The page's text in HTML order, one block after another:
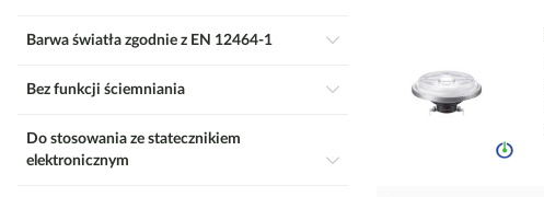
Barwa światła zgodnie z EN 12464-1
Bez funkcji ściemniania
Do stosowania ze statecznikiem
elektronicznym